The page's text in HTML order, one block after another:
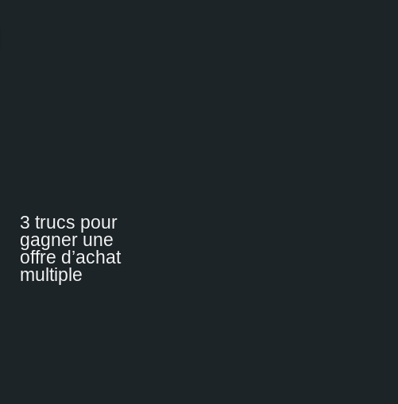
3 trucs pour
gagner une
offre d’achat
multiple